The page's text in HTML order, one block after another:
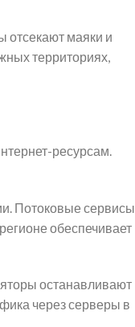
отсекают маяки и
территориях,
ресурсам.
Потоковые сервисы
обеспечивает
останавливают
через серверы в